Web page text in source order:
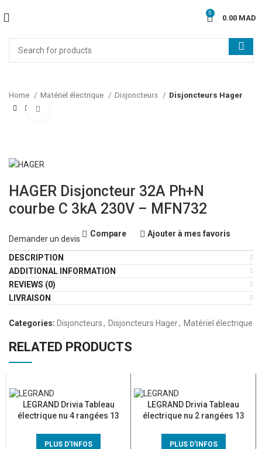
0
MAD
Home Matériel électrique Disjoncteurs
Disjoncteurs Hager
HAGER Disjoncteur 32A Ph+N
courbe C 3kA 230V – MFN732
Demander un devis
Compare Ajouter à mes favoris
DESCRIPTION
ADDITIONAL INFORMATION
REVIEWS (0)
LIVRAISON
Categories: Disjoncteurs, Disjoncteurs Hager, Matériel électrique
RELATED PRODUCTS
LEGRAND Drivia Tableau
électrique nu 4 rangées 13
PLUS D'INFOS
LEGRAND Drivia Tableau
électrique nu 2 rangées 13
PLUS D'INFOS